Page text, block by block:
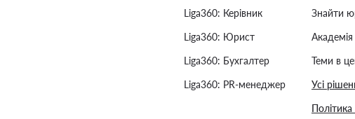
Liga360: Керівник
Liga360: Юрист
Liga360: Бухгалтер
Liga360: PR-менеджер
Знайти
Теми в
Усі
Політика